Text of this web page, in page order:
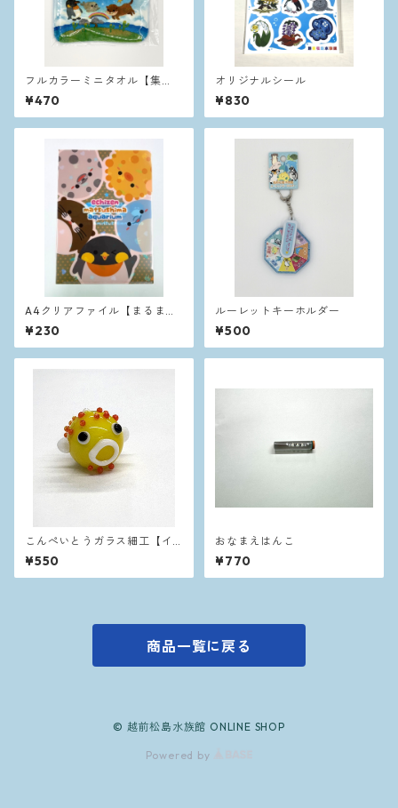
フルカラーミニタオル【集
合】
¥470
オリジナルシール
¥830
A4クリアファイル【まるま
る】
¥230
ルーレットキーホルダー
¥500
こんぺいとうガラス細工【イ
エロー】
¥550
おなまえはんこ
¥770
商品一覧に戻る
© 越前松島水族館 ONLINE SHOP
Powered by